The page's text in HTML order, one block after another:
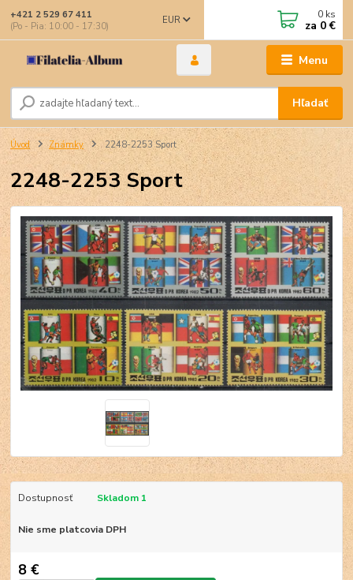
Menu
EUR
Hľadať
+421 2 529 67 411
(Po - Pia: 10:00 - 17:30)
0 ks
za 0 €
Úvod Známky 2248-2253 Sport
2248-2253 Sport
Dostupnosť Skladom 1
Nie sme platcovia DPH
8 €